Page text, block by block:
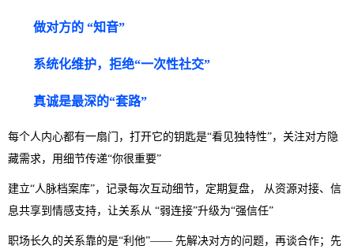
做对方的 “知音”
系统化维护，拒绝“一次性社交”
真诚是最深的“套路”
每个人内心都有一扇门，打开它的钥匙是“看见独特性”，关注对方隐
藏需求，用细节传递“你很重要”
建立“人脉档案库”，记录每次互动细节，定期复盘， 从资源对接、信
息共享到情感支持，让关系从 “弱连接”升级为“强信任”
职场长久的关系靠的是“利他”—— 先解决对方的问题，再谈合作；先